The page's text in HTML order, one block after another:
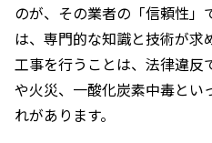
のが、その業者の「信頼性」
は、専門的な知識と技術が求
工事を行うことは、法律違反
や火災、一酸化炭素中毒とい
れがあります。